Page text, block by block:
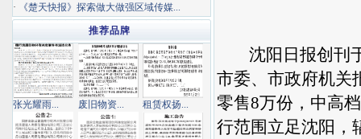
沈阳日报创刊于
市委、市政府机关
零售8万份，中高
行范围立足沈阳，
·
《楚天快报》探索做大做强区域传媒...
推荐品牌
张光耀雨... 废旧物资... 租赁权扬...